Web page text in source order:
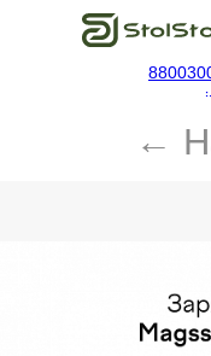
← Назад